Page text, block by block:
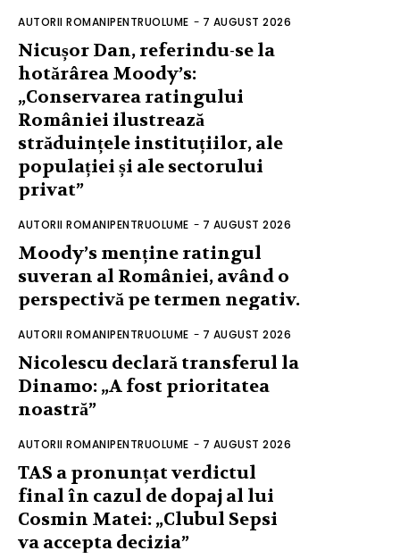
AUTORII ROMANIPENTRUOLUME - 7 AUGUST 2026
Nicușor Dan, referindu-se la
hotărârea Moody’s:
„Conservarea ratingului
României ilustrează
străduințele instituțiilor, ale
populației și ale sectorului
privat”
AUTORII ROMANIPENTRUOLUME - 7 AUGUST 2026
Moody’s menține ratingul
suveran al României, având o
perspectivă pe termen negativ.
AUTORII ROMANIPENTRUOLUME - 7 AUGUST 2026
Nicolescu declară transferul la
Dinamo: „A fost prioritatea
noastră”
AUTORII ROMANIPENTRUOLUME - 7 AUGUST 2026
TAS a pronunțat verdictul
final în cazul de dopaj al lui
Cosmin Matei: „Clubul Sepsi
va accepta decizia”